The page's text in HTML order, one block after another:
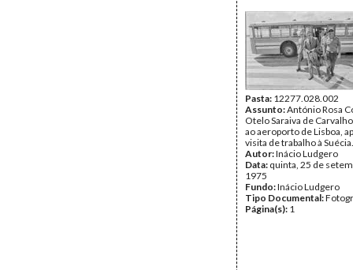
Pasta: 12277.028.002
Assunto:António Rosa
Otelo Saraiva de
ao aeroporto de Lisboa,
visita de trabalho à Suécia.
Autor:Inácio Ludgero
Data: quinta, 25 de
1975
Fundo:Inácio Ludgero
Tipo Documental:
Página(s): 1